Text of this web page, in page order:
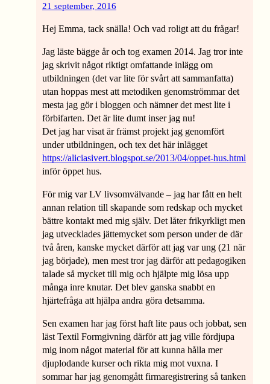
21 september, 2016
Hej Emma, tack snälla! Och vad roligt att du frågar!
Jag läste bägge år och tog examen 2014. Jag tror inte
jag skrivit något riktigt omfattande inlägg om
utbildningen (det var lite för svårt att sammanfatta)
utan hoppas mest att metodiken genomströmmar det
mesta jag gör i bloggen och nämner det mest lite i
förbifarten. Det är lite dumt inser jag nu!
Det jag har visat är främst projekt jag genomfört
under utbildningen, och tex det här inlägget
https://aliciasivert.blogspot.se/2013/04/oppet-hus.html
inför öppet hus.
För mig var LV livsomvälvande – jag har fått en helt
annan relation till skapande som redskap och mycket
bättre kontakt med mig själv. Det låter frikyrkligt men
jag utvecklades jättemycket som person under de där
två åren, kanske mycket därför att jag var ung (21 när
jag började), men mest tror jag därför att pedagogiken
talade så mycket till mig och hjälpte mig lösa upp
många inre knutar. Det blev ganska snabbt en
hjärtefråga att hjälpa andra göra detsamma.
Sen examen har jag först haft lite paus och jobbat, sen
läst Textil Formgivning därför att jag ville fördjupa
mig inom något material för att kunna hålla mer
djuplodande kurser och rikta mig mot vuxna. I
sommar har jag genomgått firmaregistrering så tanken